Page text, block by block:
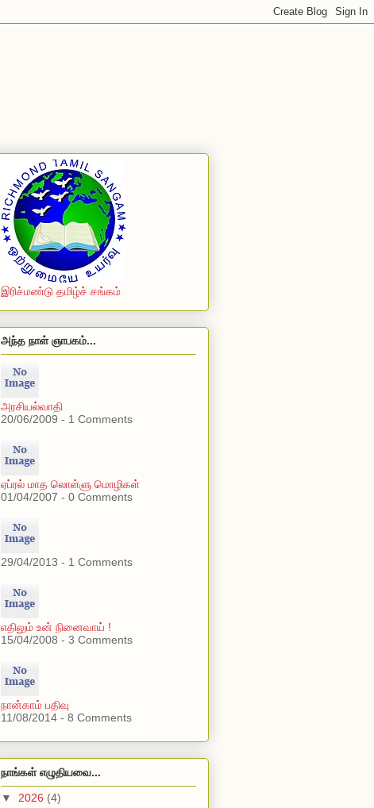
இரிச்மண்டு தமிழ்ச் சங்கம்
அந்த நாள் ஞாபகம்...
அரசியல்வாதி
20/06/2009 - 1 Comments
ஏப்ரல் மாத லொள்ளு மொழிகள்
01/04/2007 - 0 Comments
29/04/2013 - 1 Comments
எதிலும் உன் நினைவாய் !
15/04/2008 - 3 Comments
நான்காம் பதிவு
11/08/2014 - 8 Comments
நாங்கள் எழுதியவை...
▼ 2026 (4)